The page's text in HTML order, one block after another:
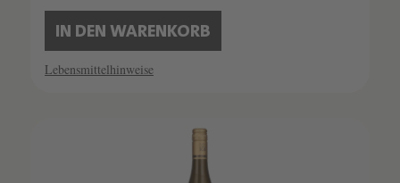
IN DEN WARENKORB
Lebensmittelhinweise